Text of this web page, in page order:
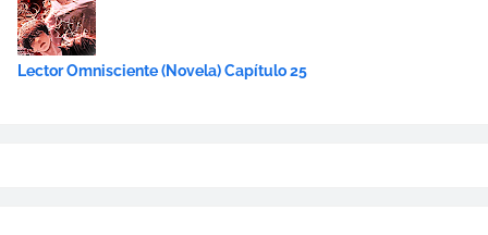
Lector Omnisciente (Novela) Capítulo 25